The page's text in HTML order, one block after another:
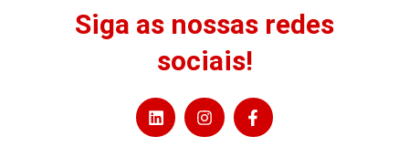
Siga as nossas redes
sociais!